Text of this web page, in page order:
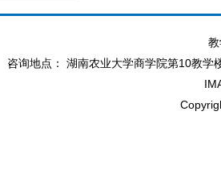
咨询地点： 湖南农业大学商学院第10教